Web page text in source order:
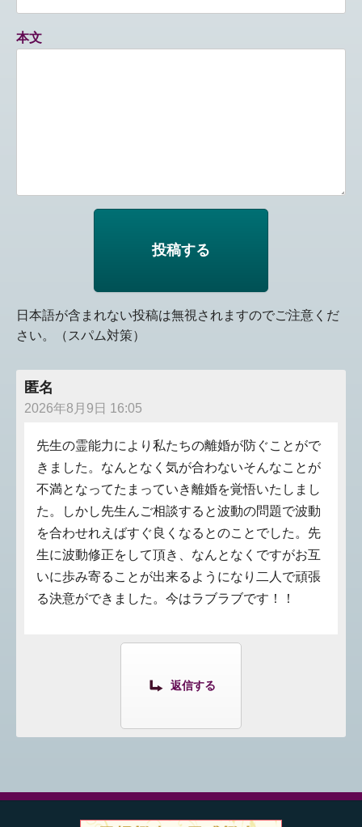
本文
日本語が含まれない投稿は無視されますのでご注意くだ
さい。（スパム対策）
匿名
2026年8月9日 16:05
先生の霊能力により私たちの離婚が防ぐことがで
きました。なんとなく気が合わないそんなことが
不満となってたまっていき離婚を覚悟いたしまし
た。しかし先生んご相談すると波動の問題で波動
を合わせれえばすぐ良くなるとのことでした。先
生に波動修正をして頂き、なんとなくですがお互
いに歩み寄ることが出来るようになり二人で頑張
る決意ができました。今はラブラブです！！
返信する